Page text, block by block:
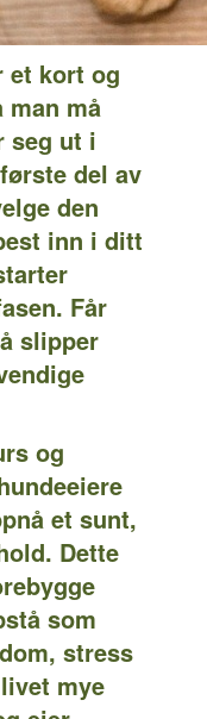
kort og
må
seg ut i
del av
den
inn i ditt
Får
slipper
og
et sunt,
Dette
som
stress
mye